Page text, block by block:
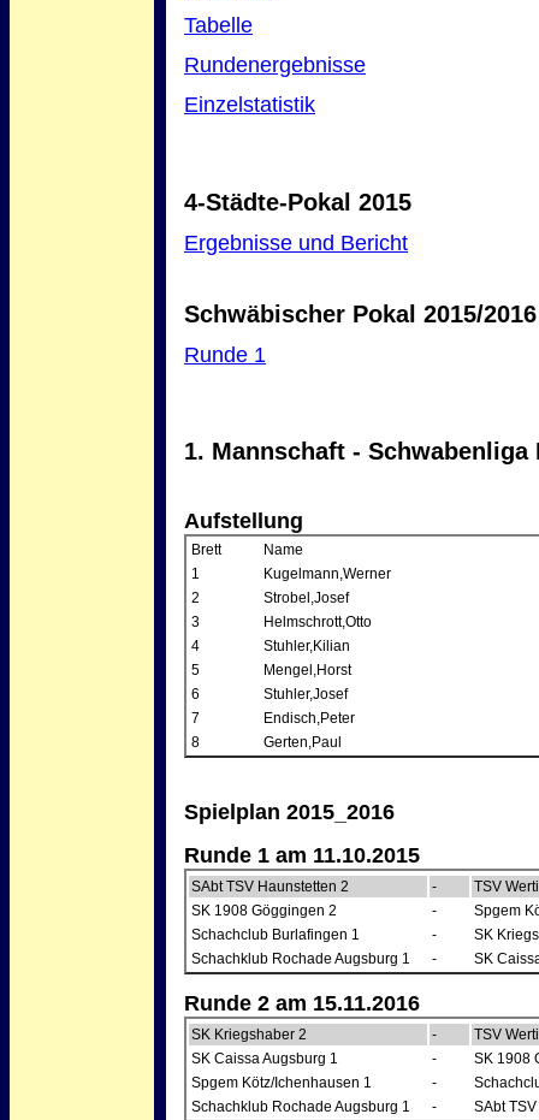
Tabelle
Rundenergebnisse
Einzelstatistik
4-Städte-Pokal 2015
Ergebnisse und Bericht
Schwäbischer Pokal 2015/2016
Runde 1
1. Mannschaft - Schwabenliga
Aufstellung
Brett
Name
1
Kugelmann,Werner
2
Strobel,Josef
3
Helmschrott,Otto
4
Stuhler,Kilian
5
Mengel,Horst
6
Stuhler,Josef
7
Endisch,Peter
8
Gerten,Paul
Spielplan 2015_2016
Runde 1 am 11.10.2015
SAbt TSV Haunstetten 2 -
TSV
SK 1908 Göggingen 2
-
Spgem
Schachclub Burlafingen 1
-
SK
Schachklub Rochade Augsburg 1
- SK
Runde 2 am 15.11.2016
SK Kriegshaber 2 -
TSV
SK Caissa Augsburg 1
-
SK 1908
Spgem Kötz/Ichenhausen 1
-
Schachklub Rochade Augsburg 1
- SAbt